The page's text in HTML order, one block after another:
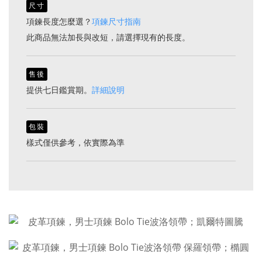
尺寸
項鍊長度怎麼選？項鍊尺寸指南
此商品無法加長與改短，請選擇現有的長度。
售後
提供七日鑑賞期。 詳細說明
包裝
樣式僅供參考，依實際為準